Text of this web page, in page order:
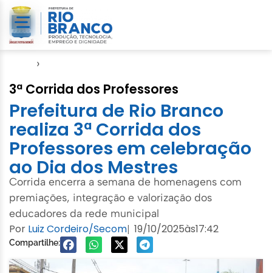
›
3ª Corrida dos Professores
Prefeitura de Rio Branco
realiza 3ª Corrida dos
Professores em celebração
ao Dia dos Mestres
Corrida encerra a semana de homenagens com
premiações, integração e valorização dos
educadores da rede municipal
Por Luiz Cordeiro/Secom| 19/10/2025às17:42
Compartilhe: